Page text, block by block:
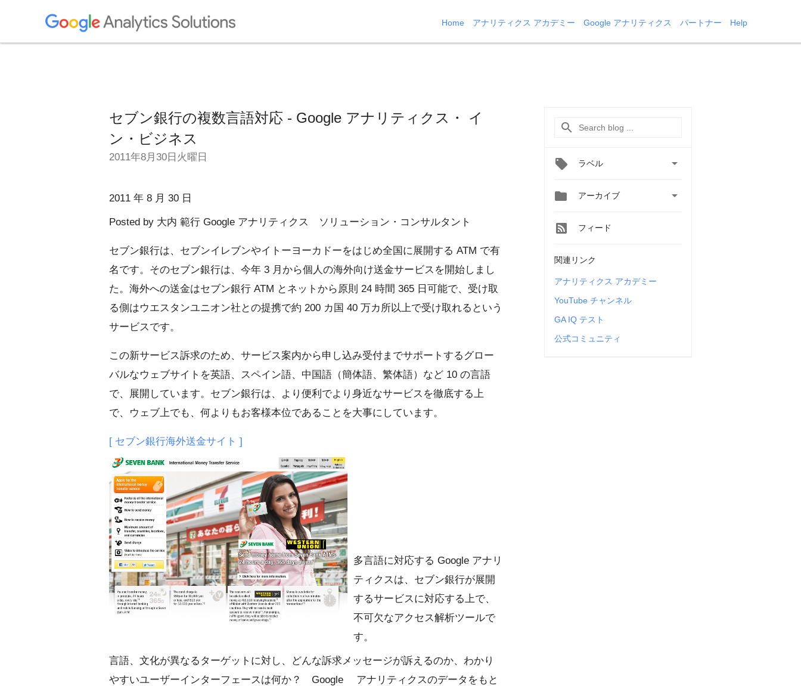
Home アナリティクス アカデミー Google アナリティクス パートナー Help
セブン銀行の複数言語対応 - Google アナリティクス・ イ
ン・ビジネス
2011年8月30日火曜日
2011 年 8 月 30 日
Posted by 大内 範行 Google アナリティクス ソリューション・コンサルタント
セブン銀行は、セブンイレブンやイトーヨーカドーをはじめ全国に展開する ATM で有
名です。そのセブン銀行は、今年 3 月から個人の海外向け送金サービスを開始しまし
た。海外への送金はセブン銀行 ATM とネットから原則 24 時間 365 日可能で、受け取
る側はウエスタンユニオン社との提携で約 200 カ国 40 万カ所以上で受け取れるという
サービスです。
この新サービス訴求のため、サービス案内から申し込み受付までサポートするグロー
バルなウェブサイトを英語、スペイン語、中国語（簡体語、繁体語）など 10 の言語
で、展開しています。セブン銀行は、より便利でより身近なサービスを徹底する上
で、ウェブ上でも、何よりもお客様本位であることを大事にしています。
[ セブン銀行海外送金サイト ]
多言語に対応する Google アナリ
ティクスは、セブン銀行が展開
するサービスに対応する上で、
不可欠なアクセス解析ツールで
す。
言語、文化が異なるターゲットに対し、どんな訴求メッセージが訴えるのか、わかり
やすいユーザーインターフェースは何か？ Google アナリティクスのデータをもと
ラベル 
 アーカイブ 
フィード
関連リンク
アナリティクス アカデミー
YouTube チャンネル
GA IQ テスト
公式コミュニティ